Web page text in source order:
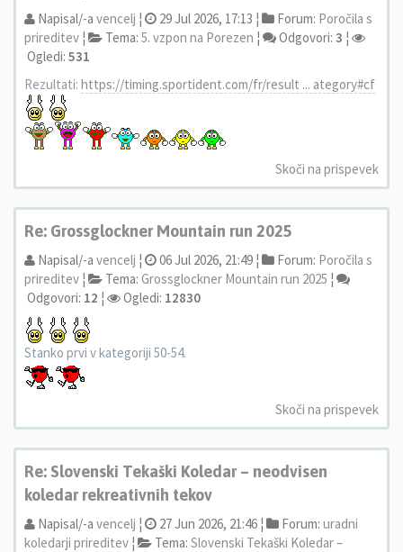
Napisal/-a vencelj ¦ 29 Jul 2026, 17:13 ¦ Forum: Poročila s
prireditev ¦ Tema: 5. vzpon na Porezen ¦ Odgovori: 3 ¦
Ogledi: 531
Rezultati: https://timing.sportident.com/fr/result ... ategory#cf
Skoči na prispevek
Re: Grossglockner Mountain run 2025
Napisal/-a vencelj ¦ 06 Jul 2026, 21:49 ¦ Forum: Poročila s
prireditev ¦ Tema: Grossglockner Mountain run 2025 ¦
Odgovori: 12 ¦ Ogledi: 12830
Stanko prvi v kategoriji 50-54.
Skoči na prispevek
Re: Slovenski Tekaški Koledar – neodvisen
koledar rekreativnih tekov
Napisal/-a vencelj ¦ 27 Jun 2026, 21:46 ¦ Forum: uradni
koledarji prireditev ¦ Tema: Slovenski Tekaški Koledar –